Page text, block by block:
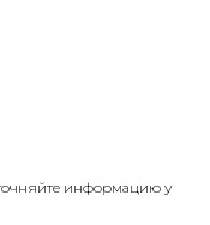
информацию у